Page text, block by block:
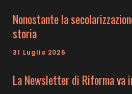
Nonostante la
storia
31 Luglio 2026
La Newsletter di Riforma va